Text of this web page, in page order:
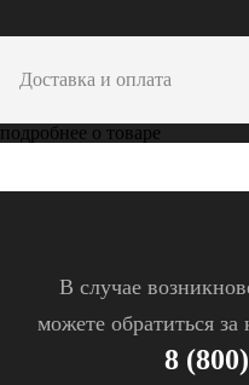
Доставка и оплата
подробнее о товаре
В случае
можете обратиться
8